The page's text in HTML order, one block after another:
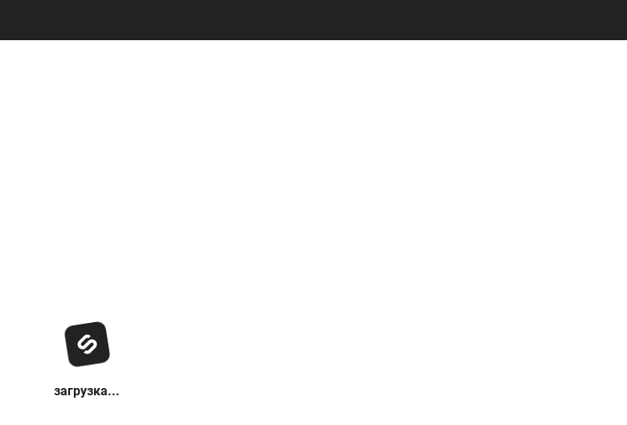
загрузка...